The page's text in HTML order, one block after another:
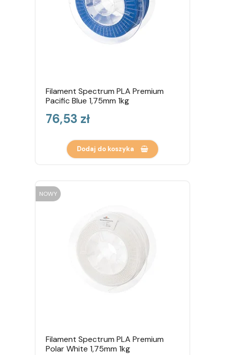
Filament Spectrum PLA Premium
Pacific Blue 1,75mm 1kg
Cena
76,53 zł
Dodaj do koszyka
NOWY
Filament Spectrum PLA Premium
Polar White 1,75mm 1kg